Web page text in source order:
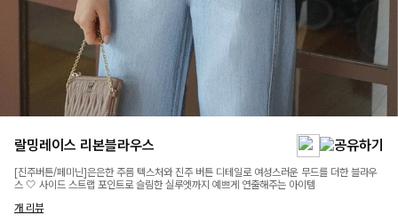
랄밍레이스 리본블라우스
[진주버튼/페미닌]은은한 주름 텍스처와 진주 버튼 디테일로 여성스러운 무드를 더한 블라우
스 🤍 사이드 스트랩 포인트로 슬림한 실루엣까지 예쁘게 연출해주는 아이템
개 리뷰